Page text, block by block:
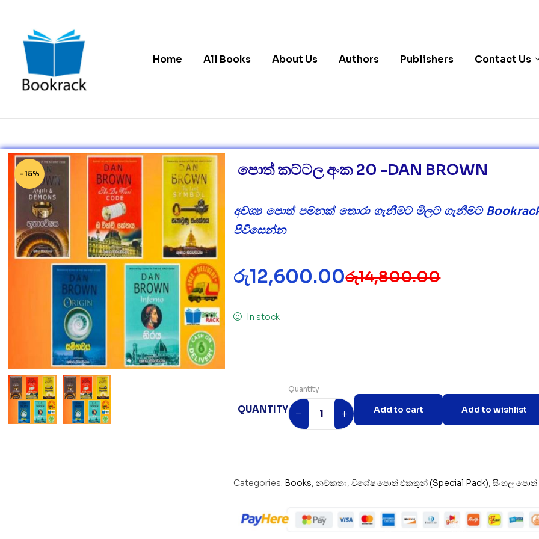
Online
Book
Store
in
Sri
Lanka
Home All Books About Us Authors Publishers Contact Us
-15% පොත් කට්ටල අංක 20 -DAN BROWN
අවශ්‍ය පොත් පමනක් තොරා ගැනීමට මිලට ගැනීමට
පිවිසෙන්න
රු14,800.00
රු12,600.00
In stock
QUANTITY
Quantity
Add to cart Add to wishlist
Categories: Books,නවකතා,විශේෂ පොත් එකතුන් (Special Pack),සිංහල පොත්